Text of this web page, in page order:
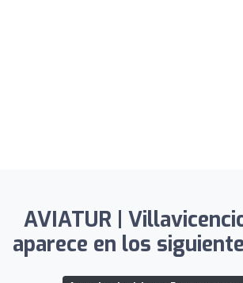
AVIATUR |
aparece en los